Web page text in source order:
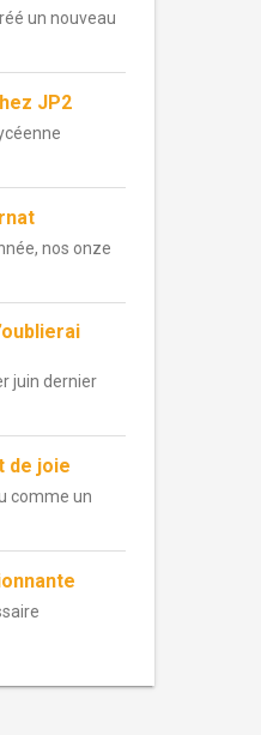
un nouveau
JP2
nos onze
juin dernier
de joie
comme un